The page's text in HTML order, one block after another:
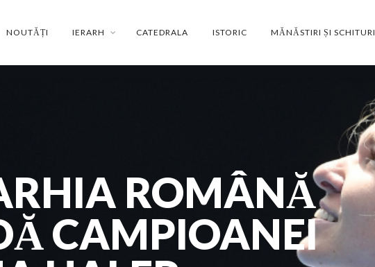
NOUTĂȚI IERARH CATEDRALA ISTORIC MĂNĂSTIRI ȘI SCHITURI
ROMÂNĂ
CAMPIOANEI